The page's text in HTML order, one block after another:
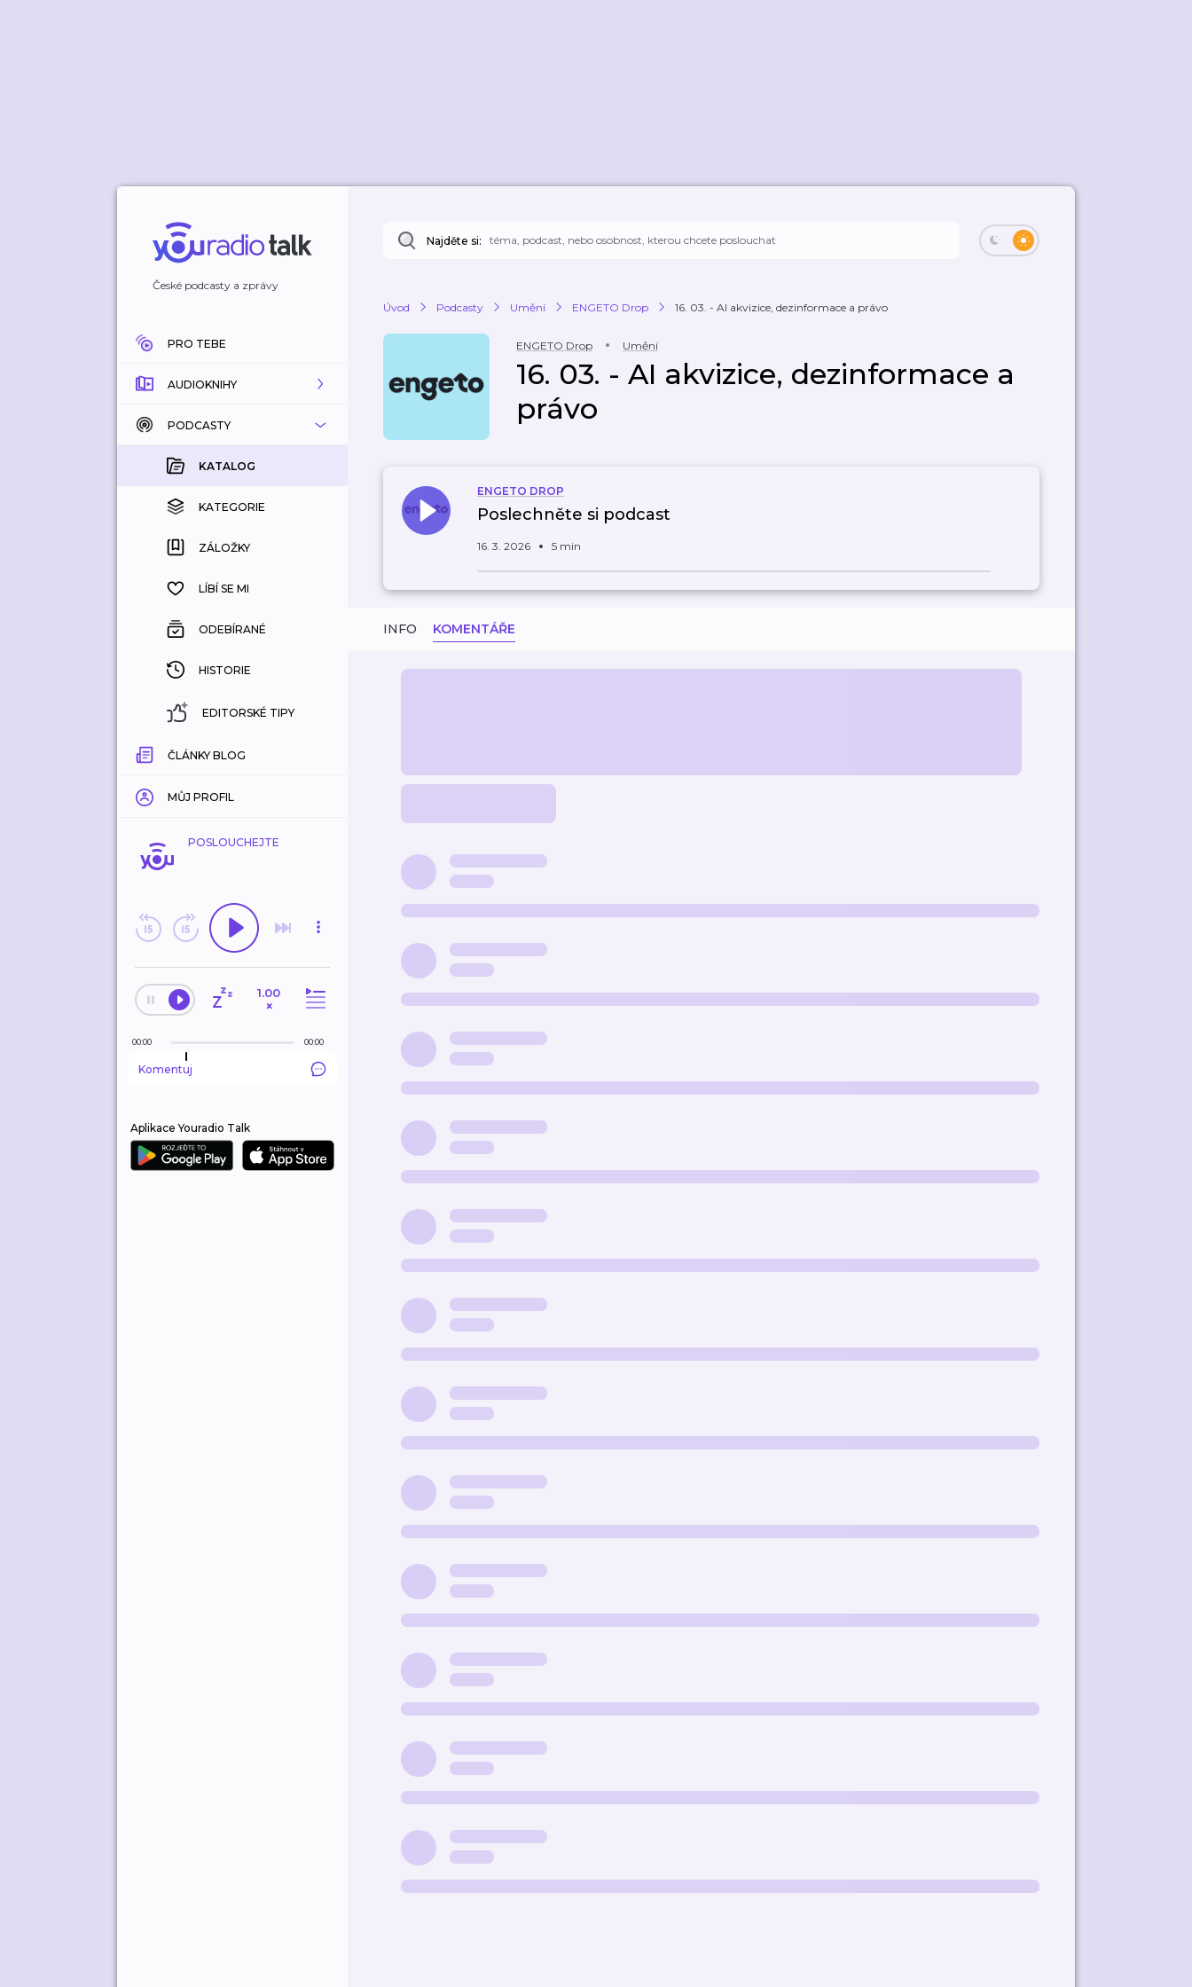
České podcasty a zprávy
PRO TEBE
AUDIOKNIHY
KATALOG
KOUPENÉ
KATEGORIE
ZÁLOŽKY
HISTORIE
PODCASTY
KATALOG
KATEGORIE
ZÁLOŽKY
LÍBÍ SE MI
ODEBÍRANÉ
HISTORIE
EDITORSKÉ TIPY
ČLÁNKY BLOG
MŮJ PROFIL
POSLOUCHEJTE
1.00
×
00:00 00:00
Komentuj
Aplikace Youradio Talk
Najděte si:
Úvod Podcasty Umění ENGETO Drop 16. 03. - AI akvizice, dezinformace a právo
ENGETO Drop Umění
16. 03. - AI akvizice, dezinformace a
právo
ENGETO DROP
Poslechněte si podcast
16. 3. 2026 5 min
INFO KOMENTÁŘE